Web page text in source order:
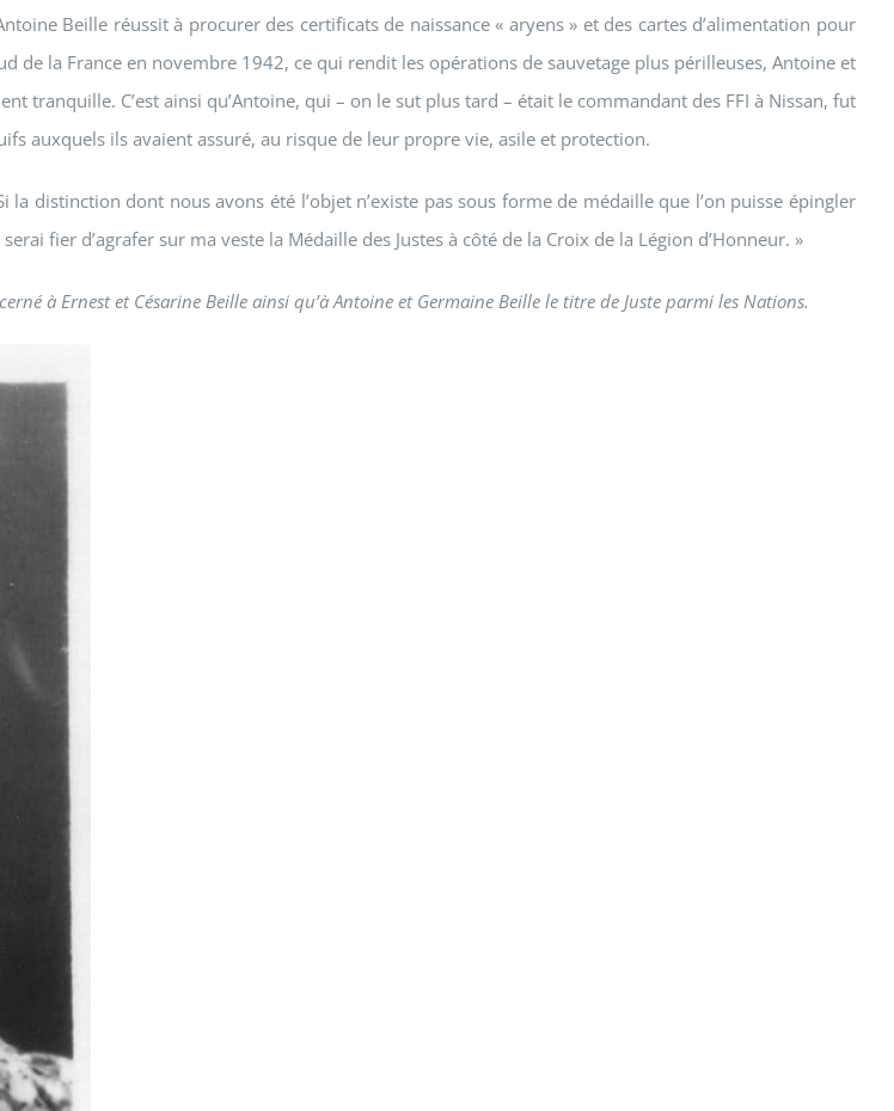
Beille réussit à procurer des certificats de naissance « aryens » et des cartes d’alimentation pour
de la France en novembre 1942, ce qui rendit les opérations de sauvetage plus périlleuses, Antoine et
tranquille. C’est ainsi qu’Antoine, qui – on le sut plus tard – était le commandant des FFI à Nissan, fut
auxquels ils avaient assuré, au risque de leur propre vie, asile et protection.
distinction dont nous avons été l’objet n’existe pas sous forme de médaille que l’on puisse épingler
fier d’agrafer sur ma veste la Médaille des Justes à côté de la Croix de la Légion d’Honneur. »
à Ernest et Césarine Beille ainsi qu’à Antoine et Germaine Beille le titre de Juste parmi les Nations.